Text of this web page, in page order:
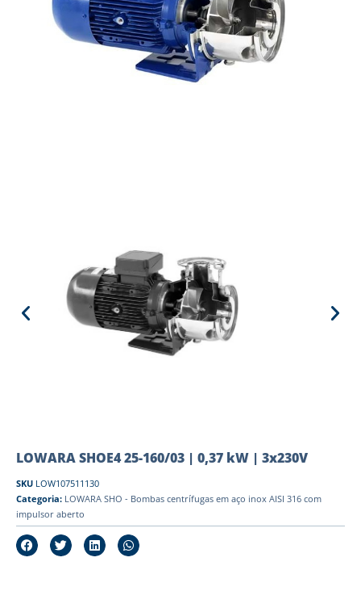
LOWARA SHOE4 25-160/03 | 0,37 kW | 3x230V
SKU LOW107511130
Categoria: LOWARA SHO - Bombas centrífugas em aço inox AISI 316 com
impulsor aberto